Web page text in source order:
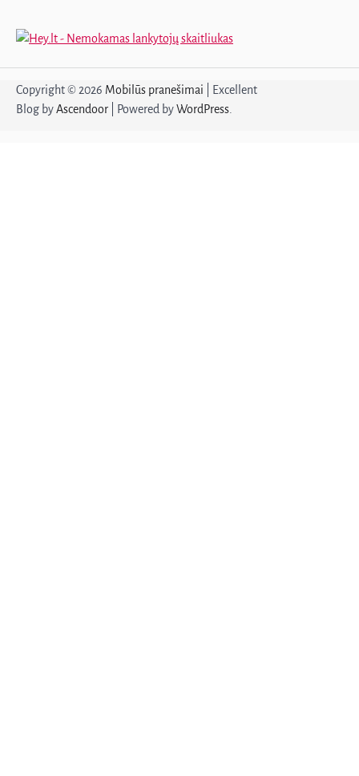
Copyright © 2026 Mobilūs pranešimai | Excellent
Blog byAscendoor | Powered byWordPress